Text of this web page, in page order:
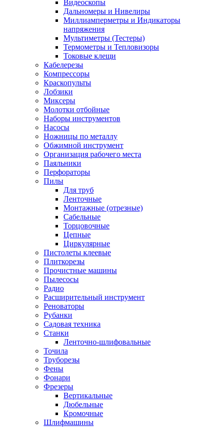
Видеоскопы
Дальномеры и Нивелиры
Миллиамперметры и Индикаторы
напряжения
Мультиметры (Тестеры)
Термометры и Тепловизоры
Токовые клещи
Кабелерезы
Компрессоры
Краскопульты
Лобзики
Миксеры
Молотки отбойные
Наборы инструментов
Насосы
Ножницы по металлу
Обжимной инструмент
Организация рабочего места
Паяльники
Перфораторы
Пилы
Для труб
Ленточные
Монтажные (отрезные)
Сабельные
Торцовочные
Цепные
Циркулярные
Пистолеты клеевые
Плиткорезы
Прочистные машины
Пылесосы
Радио
Расширительный инструмент
Реноваторы
Рубанки
Садовая техника
Станки
Ленточно-шлифовальные
Точила
Труборезы
Фены
Фонари
Фрезеры
Вертикальные
Дюбельные
Кромочные
Шлифмашины